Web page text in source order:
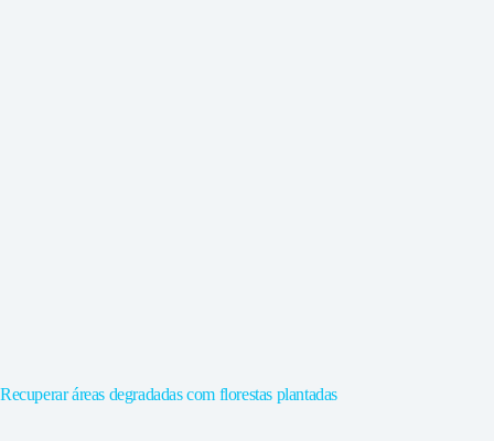
Recuperar áreas degradadas com florestas plantadas